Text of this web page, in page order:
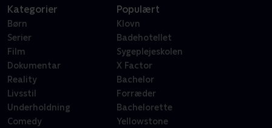
Kategorier
Børn
Serier
Film
Dokumentar
Reality
Livsstil
Underholdning
Comedy
Populært
Klovn
Badehotellet
Sygeplejeskolen
X Factor
Bachelor
Forræder
Bachelorette
Yellowstone